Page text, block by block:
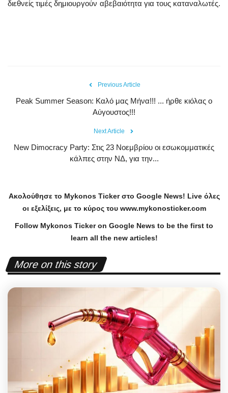
διεθνείς τιμές δημιουργούν αβεβαιότητα για τους καταναλωτές.
Previous Article
Peak Summer Season: Kαλό μας Μήνα!!! ... ήρθε κιόλας ο
Αύγουστος!!!
Next Article
New Dimocracy Party: Στις 23 Νοεμβρίου οι εσωκομματικές
κάλπες στην ΝΔ, για την...
Ακολούθησε το Mykonos Tickerστο Google News! Liveόλες
οι εξελίξεις, με το κύρος του www.mykonosticker.com
Follow Mykonos Ticker on Google News to be the first to
learn all the new articles!
More on this story